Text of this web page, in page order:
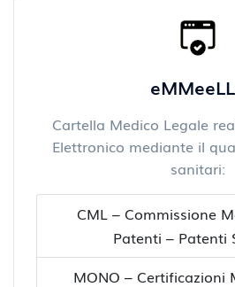
Cartella Medico Legale
Elettronico mediante il
sanitari:
CML – Commissione
Patenti – Patenti
MONO – Certificazioni